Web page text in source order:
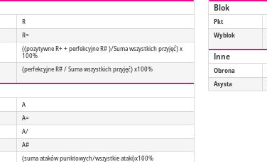
R
R=
((pozytywne R+ + perfekcyjne R# )/Suma wszystkich przyjęć) x
100%
(perfekcyjne R# / Suma wszystkich przyjęć) x100%
A
A=
A/
A#
(suma ataków punktowych/wszystkie ataki)x100%
Blok
Pkt
Wyblok
Inne
Obrona
Asysta